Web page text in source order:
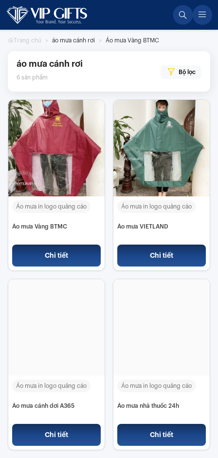
Skip
content
Trang chủ áo mưa cánh rơi Áo mưa Vàng BTMC
áo mưa cánh rơi
6 sản phẩm
Bộ lọc
Áo mưa in logo quảng cáo
Áo mưa Vàng BTMC
Chi tiết
Áo mưa in logo quảng cáo
Áo mưa VIETLAND
Chi tiết
Áo mưa in logo quảng cáo
Áo mưa cánh dơi A365
Chi tiết
Áo mưa in logo quảng cáo
Áo mưa nhà thuốc 24h
Chi tiết